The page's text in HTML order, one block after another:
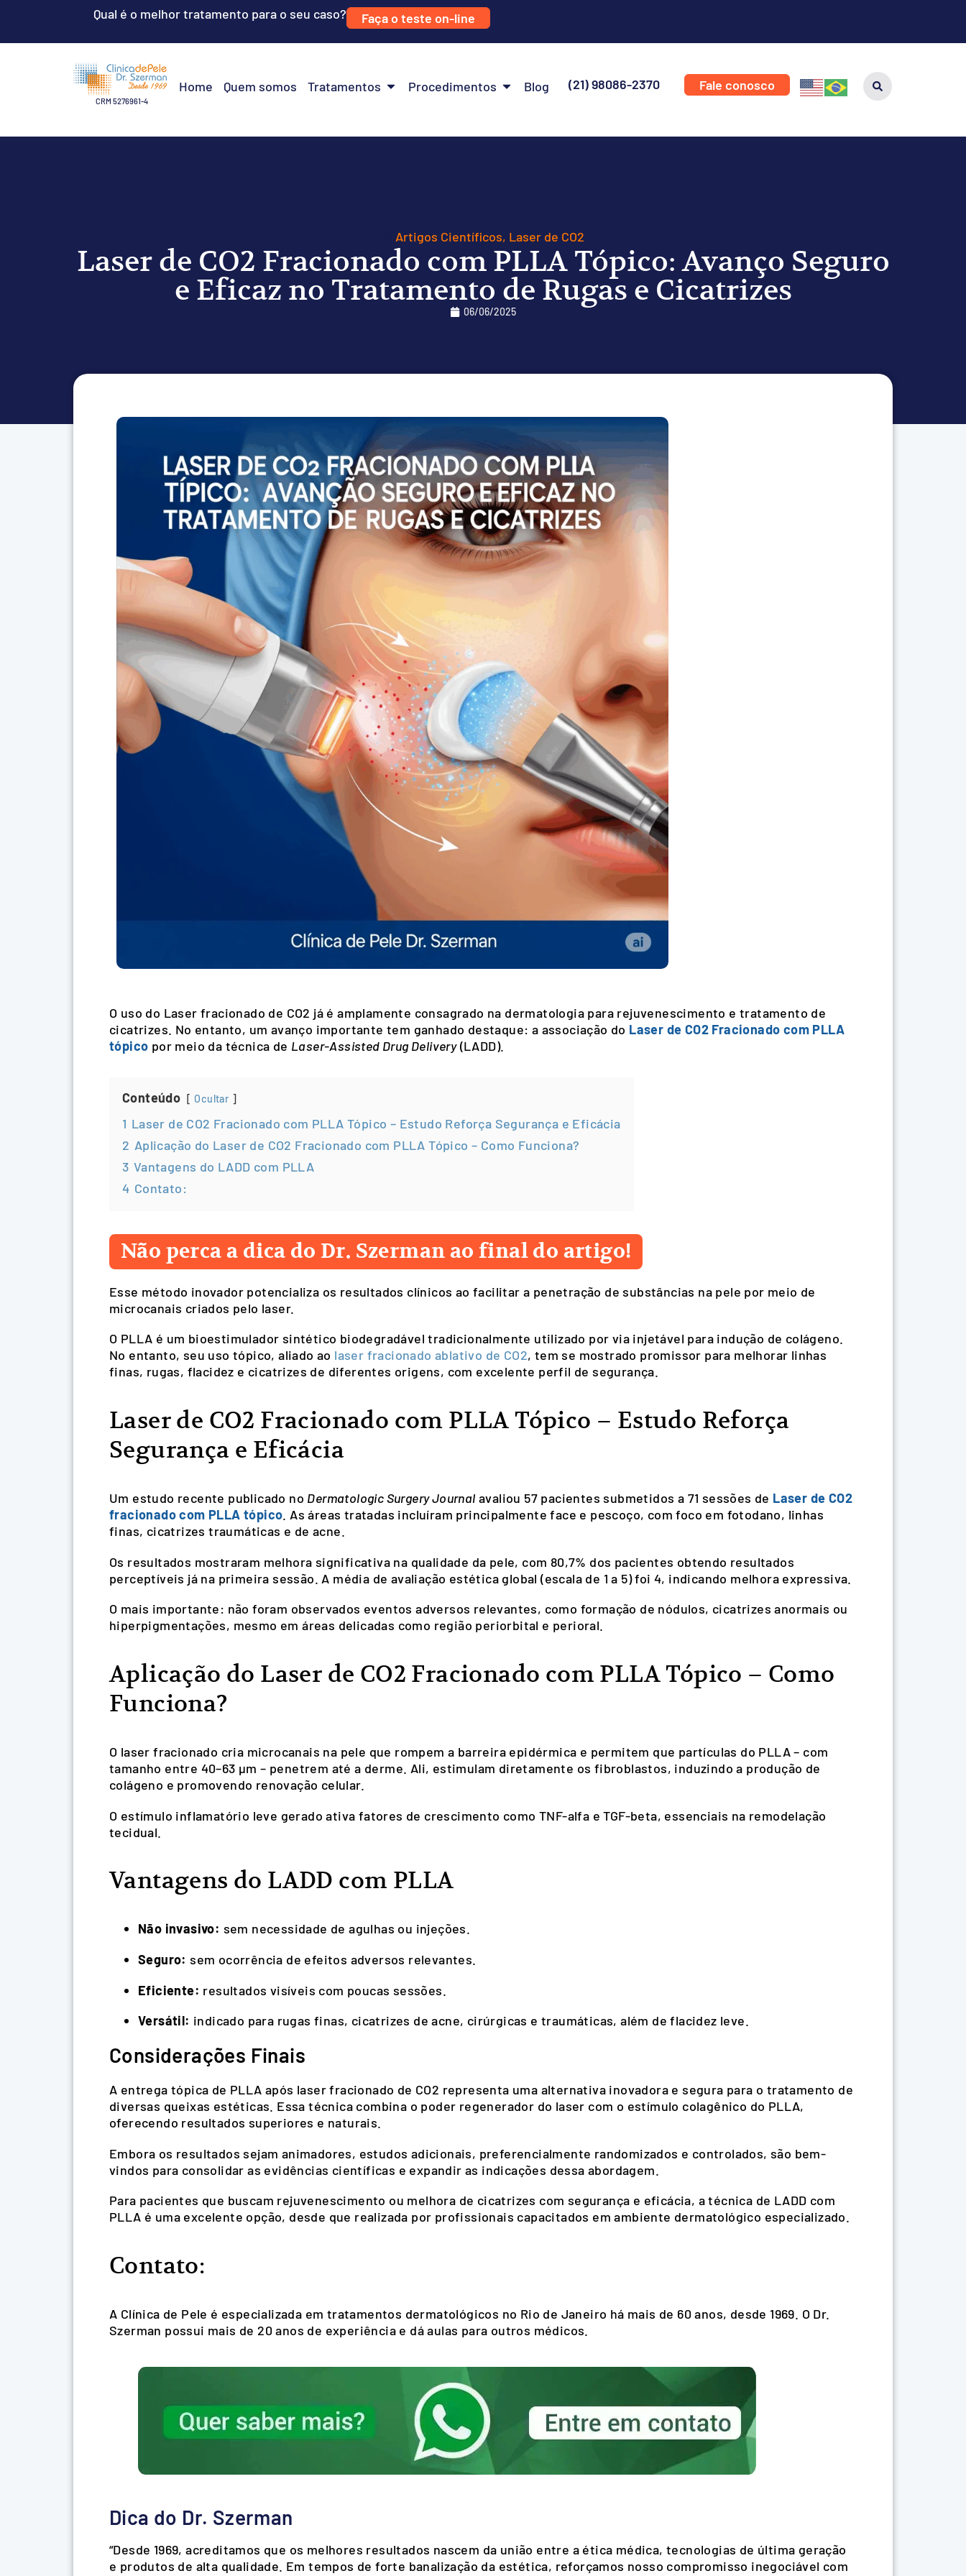
CRM 5276961-4
Home Quem somos Tratamentos Procedimentos Blog (21) 98086-2370 Fale conosco
Artigos Científicos, Laser de CO2
Laser de CO2 Fracionado com PLLA Tópico: Avanço Seguro
e Eficaz no Tratamento de Rugas e Cicatrizes
06/06/2025
O uso do Laser fracionado de CO2 já é amplamente consagrado na dermatologia para rejuvenescimento e tratamento de
cicatrizes. No entanto, um avanço importante tem ganhado destaque: a associação do Laser de CO2 Fracionado com PLLA
tópico por meio da técnica de Laser-Assisted Drug Delivery(LADD).
Conteúdo Ocultar
1 Laser de CO2 Fracionado com PLLA Tópico – Estudo Reforça Segurança e Eficácia
2 Aplicação do Laser de CO2 Fracionado com PLLA Tópico – Como Funciona?
3 Vantagens do LADD com PLLA
4 Contato:
Não perca a dica do Dr. Szerman ao final do artigo!
Esse método inovador potencializa os resultados clínicos ao facilitar a penetração de substâncias na pele por meio de
microcanais criados pelo laser.
O PLLA é um bioestimulador sintético biodegradável tradicionalmente utilizado por via injetável para indução de colágeno.
No entanto, seu uso tópico, aliado ao laser fracionado ablativo de CO2, tem se mostrado promissor para melhorar linhas
finas, rugas, flacidez e cicatrizes de diferentes origens, com excelente perfil de segurança.
Laser de CO2 Fracionado com PLLA Tópico – Estudo Reforça
Segurança e Eficácia
Um estudo recente publicado no Dermatologic Surgery Journal avaliou 57 pacientes submetidos a 71 sessões de Laser de CO2
fracionado com PLLA tópico. As áreas tratadas incluíram principalmente face e pescoço, com foco em fotodano, linhas
finas, cicatrizes traumáticas e de acne.
Os resultados mostraram melhora significativa na qualidade da pele, com 80,7% dos pacientes obtendo resultados
perceptíveis já na primeira sessão. A média de avaliação estética global (escala de 1 a 5) foi 4, indicando melhora expressiva.
O mais importante: não foram observados eventos adversos relevantes, como formação de nódulos, cicatrizes anormais ou
hiperpigmentações, mesmo em áreas delicadas como região periorbital e perioral.
Aplicação do Laser de CO2 Fracionado com PLLA Tópico – Como
Funciona?
O laser fracionado cria microcanais na pele que rompem a barreira epidérmica e permitem que partículas do PLLA – com
tamanho entre 40–63 µm – penetrem até a derme. Ali, estimulam diretamente os fibroblastos, induzindo a produção de
colágeno e promovendo renovação celular.
O estímulo inflamatório leve gerado ativa fatores de crescimento como TNF-alfa e TGF-beta, essenciais na remodelação
tecidual.
Vantagens do LADD com PLLA
Não invasivo: sem necessidade de agulhas ou injeções.
Seguro: sem ocorrência de efeitos adversos relevantes.
Eficiente: resultados visíveis com poucas sessões.
Versátil: indicado para rugas finas, cicatrizes de acne, cirúrgicas e traumáticas, além de flacidez leve.
Considerações Finais
A entrega tópica de PLLA após laser fracionado de CO2 representa uma alternativa inovadora e segura para o tratamento de
diversas queixas estéticas. Essa técnica combina o poder regenerador do laser com o estímulo colagênico do PLLA,
oferecendo resultados superiores e naturais.
Embora os resultados sejam animadores, estudos adicionais, preferencialmente randomizados e controlados, são bem-
vindos para consolidar as evidências científicas e expandir as indicações dessa abordagem.
Para pacientes que buscam rejuvenescimento ou melhora de cicatrizes com segurança e eficácia, a técnica de LADD com
PLLA é uma excelente opção, desde que realizada por profissionais capacitados em ambiente dermatológico especializado.
Contato:
A Clínica de Pele é especializada em tratamentos dermatológicos no Rio de Janeiro há mais de 60 anos, desde 1969. O Dr.
Szerman possui mais de 20 anos de experiência e dá aulas para outros médicos.
Dica do Dr. Szerman
“Desde 1969, acreditamos que os melhores resultados nascem da união entre a ética médica, tecnologias de última geração
e produtos de alta qualidade. Em tempos de forte banalização da estética, reforçamos nosso compromisso inegociável com
Qual é o melhor tratamento para o seu caso? Faça o teste on-line